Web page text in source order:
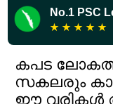
No.1 PSC
★ ★ ★ ★ ★
കപട
സകലരും
ഈ വരികൾ